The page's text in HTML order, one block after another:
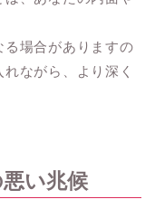
場合がありますの
ながら、より深く
い兆候